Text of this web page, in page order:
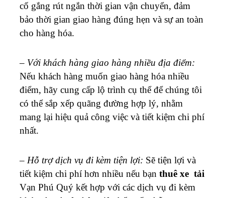
cố gắng rút ngắn thời gian vận chuyển, đảm
bảo thời gian giao hàng đúng hẹn và sự an toàn
cho hàng hóa.
– Với khách hàng giao hàng nhiều địa điểm:
Nếu khách hàng muốn giao hàng hóa nhiều
điểm, hãy cung cấp lộ trình cụ thể để chúng tôi
có thể sắp xếp quãng đường hợp lý, nhằm
mang lại hiệu quả công việc và tiết kiệm chi phí
nhất.
– Hỗ trợ dịch vụ đi kèm tiện lợi: Sẽ tiện lợi và
tiết kiệm chi phí hơn nhiều nếu bạn thuê xe tải
Vạn Phú Quý kết hợp với các dịch vụ đi kèm